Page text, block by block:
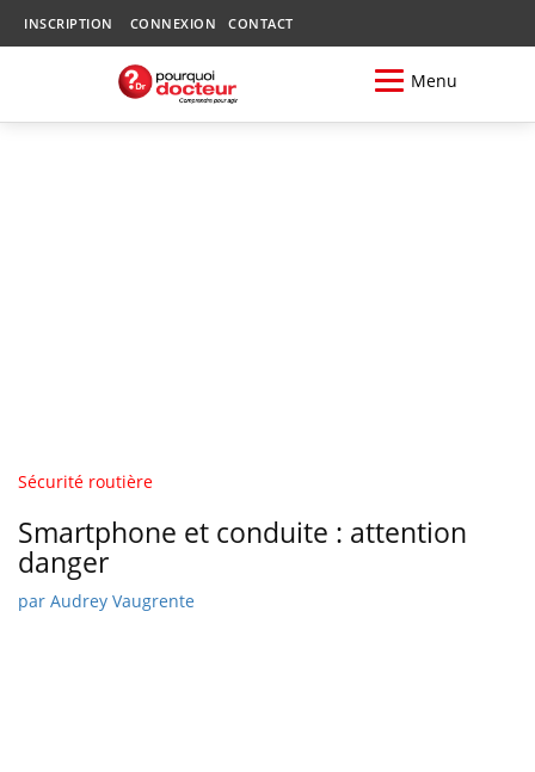
INSCRIPTION CONNEXION CONTACT
Menu
Sécurité routière
Smartphone et conduite : attention
danger
par Audrey Vaugrente